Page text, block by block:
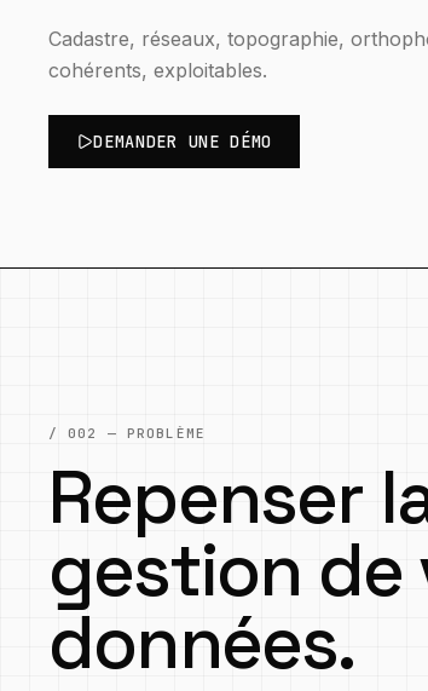
Cadastre, réseaux, topographie,
cohérents, exploitables.
DEMANDER UNE DÉMO
/ 002 — PROBLÈME
Repenser
gestion de
données.